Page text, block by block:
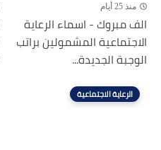
منذ 25 أيام
الف مبروك - اسماء الرعاية
الاجتماعية المشمولين براتب
الوجبة الجديدة...
الرعاية الاجتماعية